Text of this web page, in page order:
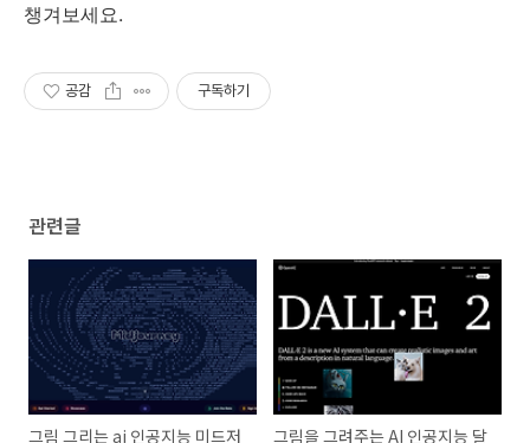
챙겨보세요.
공감 구독하기
관련글
그림 그리는 ai 인공지능 미드저
그림을 그려주는 AI 인공지능 달